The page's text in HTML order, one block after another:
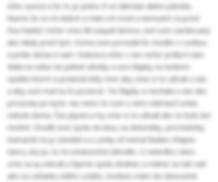
ešte vynosí a že to je jedno či sú dámske alebo pánske,
hlavne že sú mi dobré a mám ich nosiť a nemusím sa pred
ňou hanbiť. Večer sme išli naspäť domov, bol som zamilovaný
ako nikdy pred tým. Doma som povedal že chodím z Lenkou
a príde občas k nám. Dokonca ešte v ten večer prišla k nám.
Mala na sebe tie pekné silonky a sexi šlapky na tenkom
opätku ktoré si priniesla kôly mne aby sme si to užívali u nás
a aby som mal na čo pozerať. Tie šlapky si nechala u nás ako
prezúvky po byte. Asi viete čo som s nimi robil keď Lenka
nebola doma. Čas plynul a my sme si to užívali ako to bolo len
možné. Chodili sme spolu do kina, na diskotéky, prechádzky.
Kamaráti mi ju závideli a u Lenky už nemal žiaden chlapec
šancu, iba ja, čo mi neskutočne lahodilo. O niekoľko rokov
sme sa aj zobrali a žijeme spolu dodnes a máme sa tak radi
ako na začiatku nášho vzťahu. Dodnes mám tie obnosené